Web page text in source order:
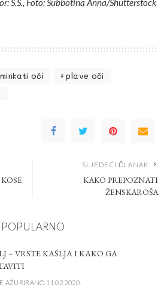
S.Š., Foto: Subbotina Anna/Shutterstock
oči
plave oči
SLJEDEĆI ČLANAK
KAKO PREPOZNATI
ŽENSKAROŠA
POPULARNO
– VRSTE KAŠLJA I KAKO GA
AŽURIRANO 11.02.2020.